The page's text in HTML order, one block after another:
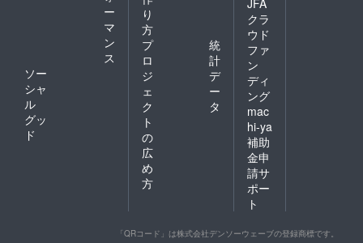
ー
マ
ン
ス
ソー
シャ
ル
グッ
ド
り
方
プ
ロ
ジ
ェ
ク
ト
の
広
め
方
統
計
デ
ー
タ
JFA
クラ
ウド
ファ
ン
ディ
ング
mac
hi-ya
補助
金申
請サ
ポー
ト
「QRコード」は株式会社デンソーウェーブの登録商標です。